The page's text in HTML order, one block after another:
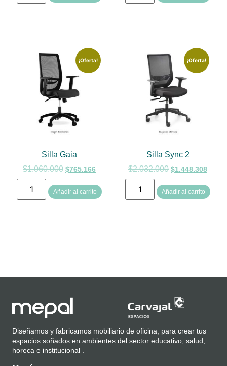
¡Oferta!
Silla Gaia
$1.060.000 $765.166
Añadir al carrito
¡Oferta!
Silla Sync 2
$2.032.000 $1.448.308
Añadir al carrito
Diseñamos y fabricamos mobiliario de oficina, para crear tus
espacios soñados en ambientes del sector educativo, salud,
horeca e institucional .